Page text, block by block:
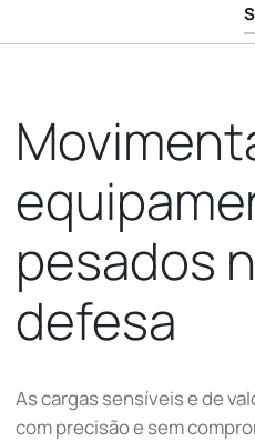
pesados
defesa
As cargas sensíveis e de
com precisão e sem